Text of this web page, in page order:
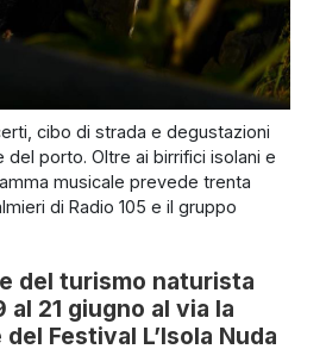
cibo di strada e degustazioni
del porto. Oltre ai birrifici isolani e
musicale prevede trenta
di Radio 105 e il gruppo
del turismo naturista
al 21 giugno al via la
Festival L’Isola Nuda